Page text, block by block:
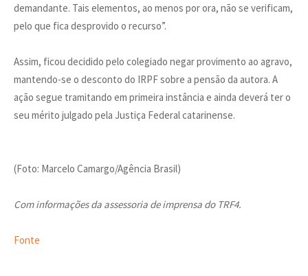
demandante. Tais elementos, ao menos por ora, não se verificam,
pelo que fica desprovido o recurso”.
Assim, ficou decidido pelo colegiado negar provimento ao agravo,
mantendo-se o desconto do IRPF sobre a pensão da autora. A
ação segue tramitando em primeira instância e ainda deverá ter o
seu mérito julgado pela Justiça Federal catarinense.
(Foto: Marcelo Camargo/Agência Brasil)
Com informações da assessoria de imprensa do TRF4.
Fonte